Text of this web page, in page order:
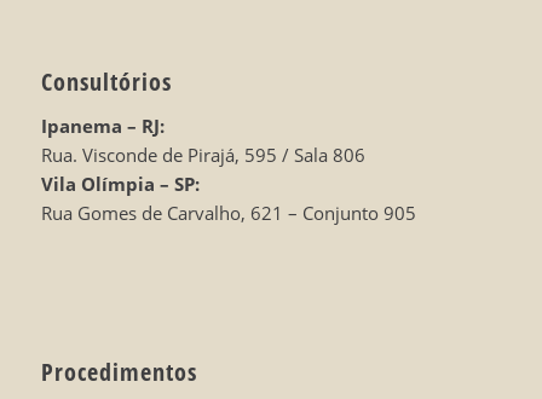
Consultórios
Ipanema – RJ:
Rua. Visconde de Pirajá, 595 / Sala 806
Vila Olímpia – SP:
Rua Gomes de Carvalho, 621 – Conjunto 905
Procedimentos